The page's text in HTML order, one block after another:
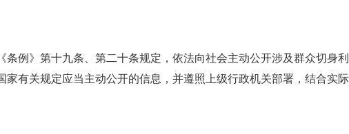
》第十九条、第二十条规定，依法向社会主动公开涉及群众切身
有关规定应当主动公开的信息，并遵照上级行政机关部署，结合实